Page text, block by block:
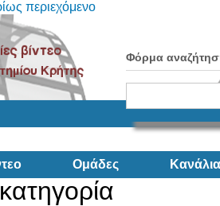
περιεχόμενο
Φόρμα
Ομάδες Κανάλια